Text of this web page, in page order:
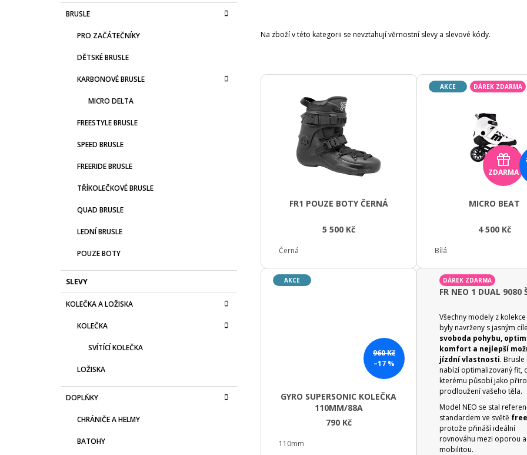
kategorie
K
ABRUSLE
PRO ZAČÁTEČNÍKY
DĚTSKÉ BRUSLE
KARBONOVÉ BRUSLE
MICRO DELTA
FREESTYLE BRUSLE
SPEED BRUSLE
FREERIDE BRUSLE
TŘÍKOLEČKOVÉ BRUSLE
QUAD BRUSLE
LEDNÍ BRUSLE
POUZE BOTY
SLEVY
KOLEČKA A LOŽISKA
KOLEČKA
SVÍTÍCÍ KOLEČKA
LOŽISKA
DOPLŇKY
CHRÁNIČE A HELMY
BATOHY
Na zboží v této kategorii se nevztahují věrnostní slevy a slevové kódy.
V
Ů
FR1 POUZE BOTY ČERNÁ
5 500 Kč
Černá
D
á
r
e
ZDARMA
AKCE DÁREK ZDARMA
MICRO BEAT
4 500 Kč
Bílá
960 Kč
–17 %
AKCE
GYRO SUPERSONIC KOLEČKA
110MM/88A
790 Kč
110mm
DÁREK ZDARMA
FR NEO 1 DUAL 9080
Všechny modely z kolekce
byly navrženy s jasným
svoboda pohybu,
komfort a nejlepší
jízdní vlastnosti. Brusle
nabízí optimalizovaný fit,
kterému působí jako
prodloužení vašeho těla.
Model NEO se stal
standardem ve světě
protože přináší ideální
rovnováhu mezi oporou a
mobilitou.